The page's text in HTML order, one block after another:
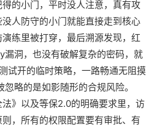
的小门，平时没人注意，真有攻
人防守的小门就能直接走到核心
练里被打穿，最后溯源发现，红
漏洞，也没有破解复杂的密码，就
试开的临时策略，一路畅通无阻摸
略的是如影随形的合规风险。
法》以及等保2.0的明确要求里，访
，所有的权限配置要有审批、有